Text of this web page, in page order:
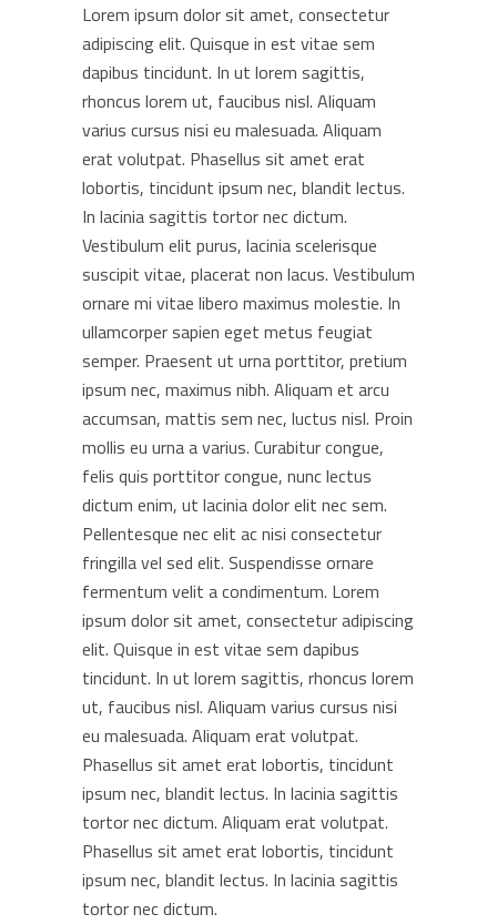
Lorem ipsum dolor sit amet, consectetur
adipiscing elit. Quisque in est vitae sem
dapibus tincidunt. In ut lorem sagittis,
rhoncus lorem ut, faucibus nisl. Aliquam
varius cursus nisi eu malesuada. Aliquam
erat volutpat. Phasellus sit amet erat
lobortis, tincidunt ipsum nec, blandit lectus.
In lacinia sagittis tortor nec dictum.
Vestibulum elit purus, lacinia scelerisque
suscipit vitae, placerat non lacus. Vestibulum
ornare mi vitae libero maximus molestie. In
ullamcorper sapien eget metus feugiat
semper. Praesent ut urna porttitor, pretium
ipsum nec, maximus nibh. Aliquam et arcu
accumsan, mattis sem nec, luctus nisl. Proin
mollis eu urna a varius. Curabitur congue,
felis quis porttitor congue, nunc lectus
dictum enim, ut lacinia dolor elit nec sem.
Pellentesque nec elit ac nisi consectetur
fringilla vel sed elit. Suspendisse ornare
fermentum velit a condimentum. Lorem
ipsum dolor sit amet, consectetur adipiscing
elit. Quisque in est vitae sem dapibus
tincidunt. In ut lorem sagittis, rhoncus lorem
ut, faucibus nisl. Aliquam varius cursus nisi
eu malesuada. Aliquam erat volutpat.
Phasellus sit amet erat lobortis, tincidunt
ipsum nec, blandit lectus. In lacinia sagittis
tortor nec dictum. Aliquam erat volutpat.
Phasellus sit amet erat lobortis, tincidunt
ipsum nec, blandit lectus. In lacinia sagittis
tortor nec dictum.